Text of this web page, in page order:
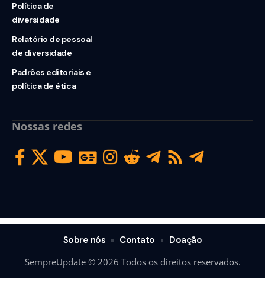
Política de
diversidade
Relatório de pessoal
de diversidade
Padrões editoriais e
política de ética
Nossas redes
SempreUpdate © 2026 Todos os direitos reservados.
Sobre nós Contato Doação